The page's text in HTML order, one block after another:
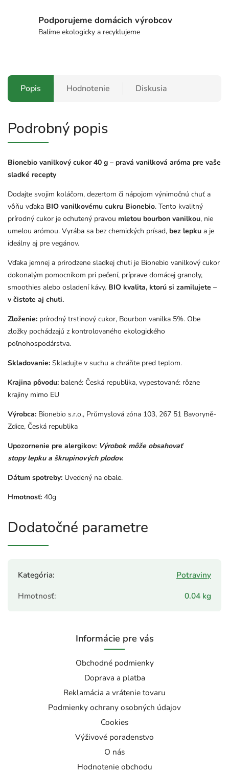
Podporujeme domácich výrobcov
Balíme ekologicky a recyklujeme
Popis Hodnotenie Diskusia
Podrobný popis
Bionebio vanilkový cukor40 g – pravá vanilková aróma pre vaše
sladké recepty
Dodajte svojim koláčom, dezertom či nápojom výnimočnú chuť a
vôňu vďaka BIO vanilkovému cukru Bionebio. Tento kvalitný
prírodný cukor je ochutený pravou mletou bourbon vanilkou, nie
umelou arómou. Vyrába sa bez chemických prísad, bez lepku a je
ideálny aj pre vegánov.
Vďaka jemnej a prirodzene sladkej chuti je Bionebio vanilkový cukor
dokonalým pomocníkom pri pečení, príprave domácej granoly,
smoothies alebo osladení kávy. BIO kvalita, ktorú si zamilujete –
v čistote aj chuti.
Zloženie: prírodný trstinový cukor, Bourbon vanilka 5%. Obe
zložky pochádzajú z kontrolovaného ekologického
poľnohospodárstva.
Skladovanie: Skladujte v suchu a chráňte pred teplom.
Krajina pôvodu: balené: Česká republika, vypestované: rôzne
krajiny mimo EU
Výrobca: Bionebio s.r.o., Průmyslová zóna 103, 267 51 Bavoryně-
Zdice, Česká republika
Upozornenie pre alergikov: Výrobok môže obsahovať
stopy lepku a škrupinových plodov.
Dátum spotreby: Uvedený na obale.
Hmotnosť: 40g
Dodatočné parametre
Kategória:
Potraviny
Hmotnosť: 0.04 kg
Informácie pre vás
Obchodné podmienky
Doprava a platba
Reklamácia a vrátenie tovaru
Podmienky ochrany osobných údajov
Cookies
Výživové poradenstvo
O nás
Hodnotenie obchodu